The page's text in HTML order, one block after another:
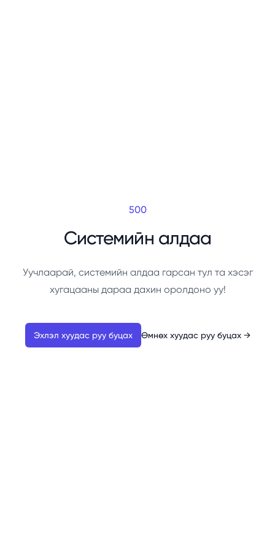
500
Системийн алдаа
Уучлаарай, системийн алдаа гарсан тул та хэсэг
хугацааны дараа дахин оролдоно уу!
Эхлэл хуудас руу буцах Өмнөх хуудас руу буцах →